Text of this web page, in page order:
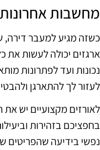
מחשבות אחרונות
כשזה מגיע למעבר דירה,
ארגזים יכולה לעשות את
נכונות ועד לפתרונות
לעזור לך להתארגן
לאורזים מקצועיים יש את
בחפציכם בזהירות
נפשי בידיעה שהפריטים